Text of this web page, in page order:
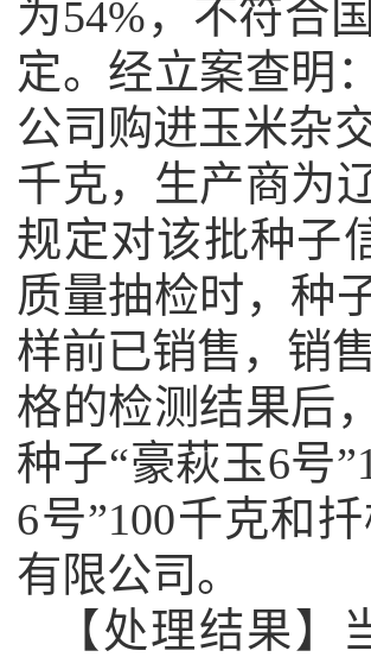
为54%，不符合
定。经立案查明
公司购进玉米杂
千克，生产商为
规定对该批种子
质量抽检时，种
样前已销售，销
格的检测结果后
种子“豪萩玉6号
6号”100千克和
有限公司。
【处理结果